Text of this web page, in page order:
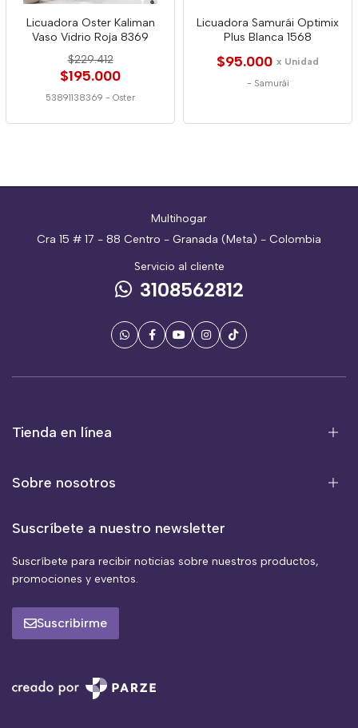
Licuadora Oster Kaliman
Vaso Vidrio Roja 8369
$229.412
$195.000
53891138369 - Oster
Licuadora Samurái Optimix
Plus Blanca 1568
$95.000 x Unidad
- Samurái
Multihogar
Cra 15 # 17 - 88 Centro - Granada (Meta) - Colombia
Servicio al cliente
3108562812
Tienda en línea
Sobre nosotros
Suscríbete a nuestro newsletter
Suscríbete para recibir noticias sobre nuestros productos,
promociones y eventos.
Suscribirme